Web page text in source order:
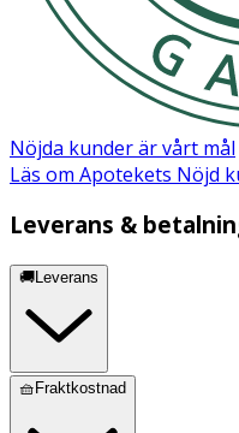
Nöjda kunder är vårt mål
Läs om Apotekets Nöjd
Leverans &
🚚Leverans
🧺Fraktkostnad